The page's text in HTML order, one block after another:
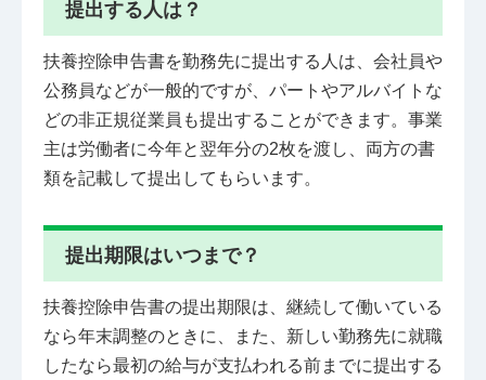
提出する人は？
扶養控除申告書を勤務先に提出する人は、会社員や
公務員などが一般的ですが、パートやアルバイトな
どの非正規従業員も提出することができます。事業
主は労働者に今年と翌年分の2枚を渡し、両方の書
類を記載して提出してもらいます。
提出期限はいつまで？
扶養控除申告書の提出期限は、継続して働いている
なら年末調整のときに、また、新しい勤務先に就職
したなら最初の給与が支払われる前までに提出する